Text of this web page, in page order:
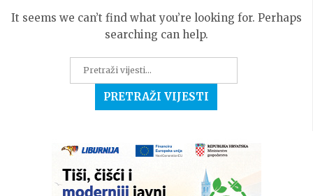
It seems we can’t find what you’re looking for. Perhaps
searching can help.